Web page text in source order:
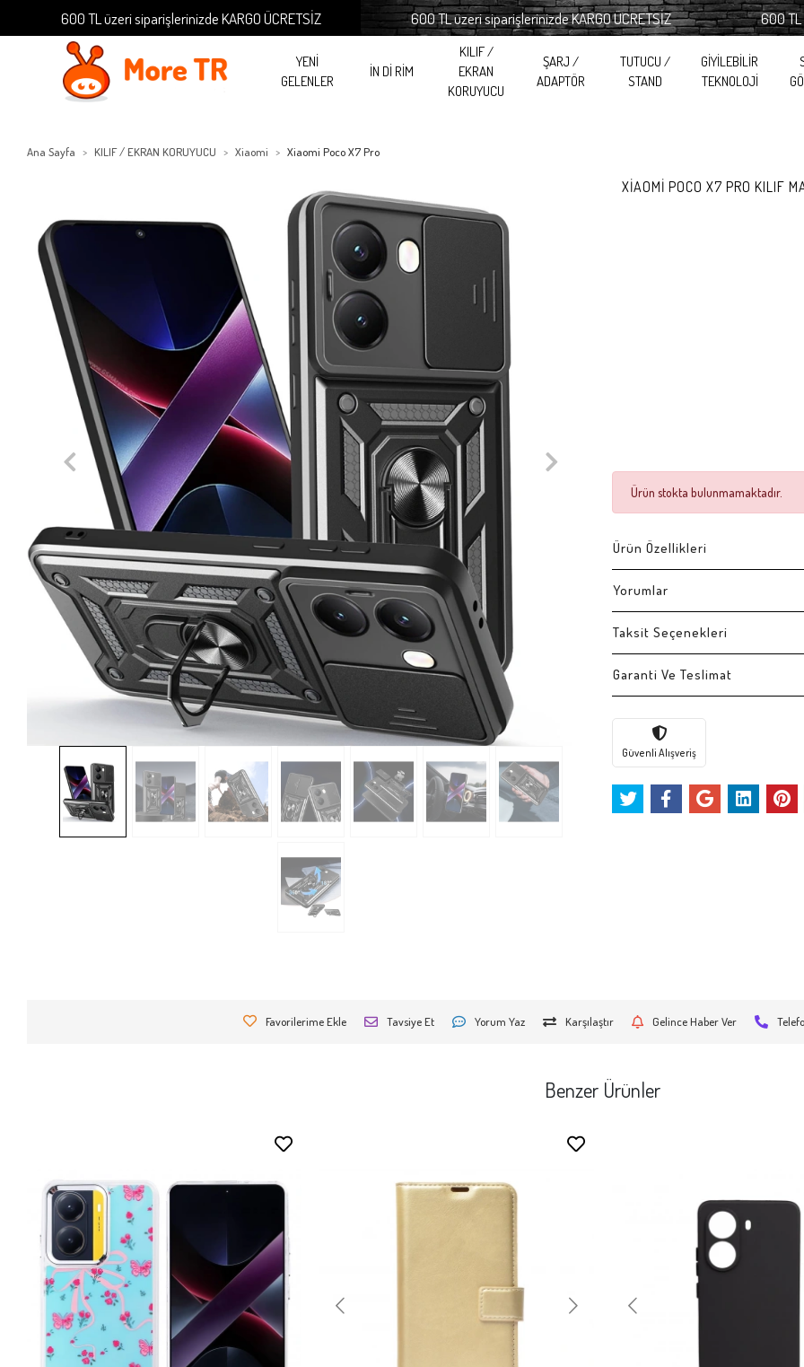
600 TL üzeri siparişlerinizde KARGO ÜCRETSİZ 600 TL üzeri siparişlerinizde KARGO ÜCRETSİZ 600 TL üzeri
YENİ
GELENLER
İN Dİ RİM
KILIF /
EKRAN
KORUYUCU
ŞARJ /
ADAPTÖR
TUTUCU /
STAND
GİYİLEBİLİR
TEKNOLOJİ
Ana Sayfa KILIF / EKRAN KORUYUCU Xiaomi Xiaomi Poco X7 Pro
XİAOMİ POCO X7 PRO KILIF
Ürün stokta bulunmamaktadır.
Ürün Özellikleri
Yorumlar
Taksit Seçenekleri
Garanti Ve Teslimat
Güvenli Alışveriş
Favorilerime Ekle Tavsiye Et Yorum Yaz Karşılaştır Gelince Haber Ver
Benzer Ürünler